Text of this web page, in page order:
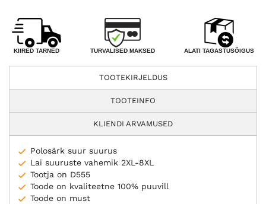
KIIRED TARNED TURVALISED MAKSED ALATI TAGASTUSÕIGUS
TOOTEKIRJELDUS
TOOTEINFO
KLIENDI ARVAMUSED
Polosärk suur suurus
Lai suuruste vahemik 2XL-8XL
Tootja on D555
Toode on kvaliteetne 100% puuvill
Toode on must